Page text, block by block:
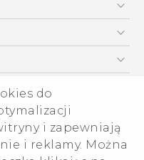
do
i zapewniają
i reklamy. Można
bezpieczeństwa i
guide